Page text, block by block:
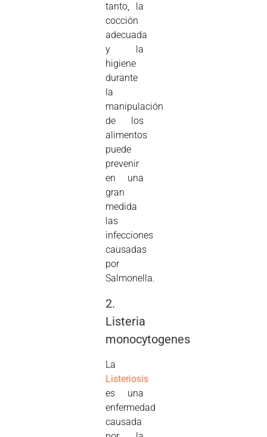
tanto, la
cocción
adecuada
y la
higiene
durante
la
manipulación
de los
alimentos
puede
prevenir
en una
gran
medida
las
infecciones
causadas
por
Salmonella.
2.
Listeria
monocytogenes
La
Listeriosis
es una
enfermedad
causada